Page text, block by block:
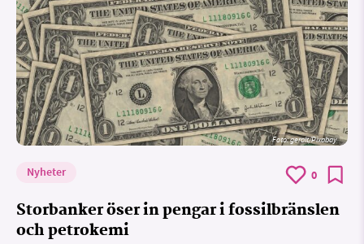
Foto:geralt/Pixabay
Nyheter 0
Storbanker öser in pengar i fossilbränslen
och petrokemi